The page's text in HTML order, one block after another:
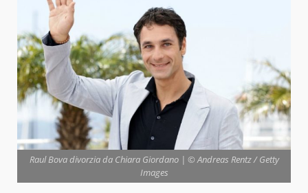
Raul Bova divorzia da Chiara Giordano | © Andreas Rentz / Getty
Images